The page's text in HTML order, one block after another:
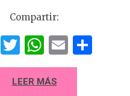
Compartir:
Facebook
Twitter
WhatsApp
Email
LEER MÁS